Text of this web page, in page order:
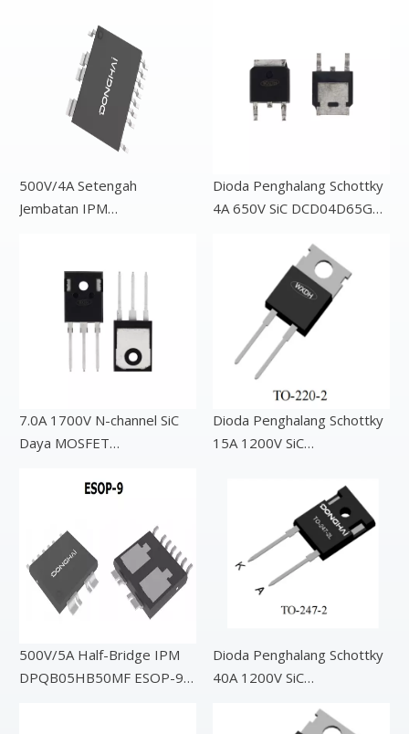
500V/4A Setengah
Jembatan IPM
Dioda Penghalang Schottky
4A 650V SiC DCD04D65G4
7.0A 1700V N-channel SiC
Daya MOSFET
Dioda Penghalang Schottky
15A 1200V SiC
500V/5A Half-Bridge IPM
DPQB05HB50MF ESOP-9
Dioda Penghalang Schottky
40A 1200V SiC